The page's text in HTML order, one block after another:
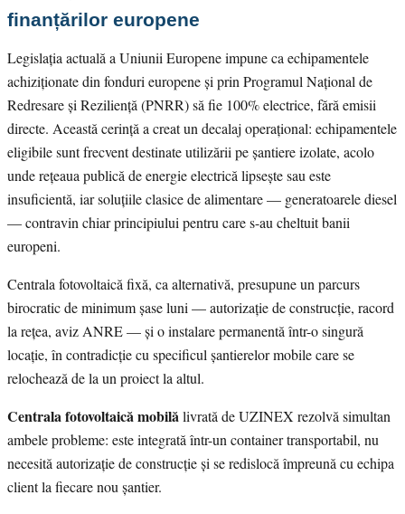
finanțărilor europene
Legislația actuală a Uniunii Europene impune ca echipamentele
achiziționate din fonduri europene și prin Programul Național de
Redresare și Reziliență (PNRR) să fie 100% electrice, fără emisii
directe. Această cerință a creat un decalaj operațional: echipamentele
eligibile sunt frecvent destinate utilizării pe șantiere izolate, acolo
unde rețeaua publică de energie electrică lipsește sau este
insuficientă, iar soluțiile clasice de alimentare — generatoarele diesel
— contravin chiar principiului pentru care s-au cheltuit banii
europeni.
Centrala fotovoltaică fixă, ca alternativă, presupune un parcurs
birocratic de minimum șase luni — autorizație de construcție, racord
la rețea, aviz ANRE — și o instalare permanentă într-o singură
locație, în contradicție cu specificul șantierelor mobile care se
relochează de la un proiect la altul.
Centrala fotovoltaică mobilălivrată de UZINEX rezolvă simultan
ambele probleme: este integrată într-un container transportabil, nu
necesită autorizație de construcție și se redislocă împreună cu echipa
client la fiecare nou șantier.